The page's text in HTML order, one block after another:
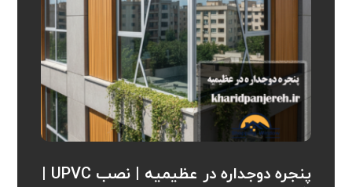
پنجره دوجداره در عظیمیه | نصب UPVC |